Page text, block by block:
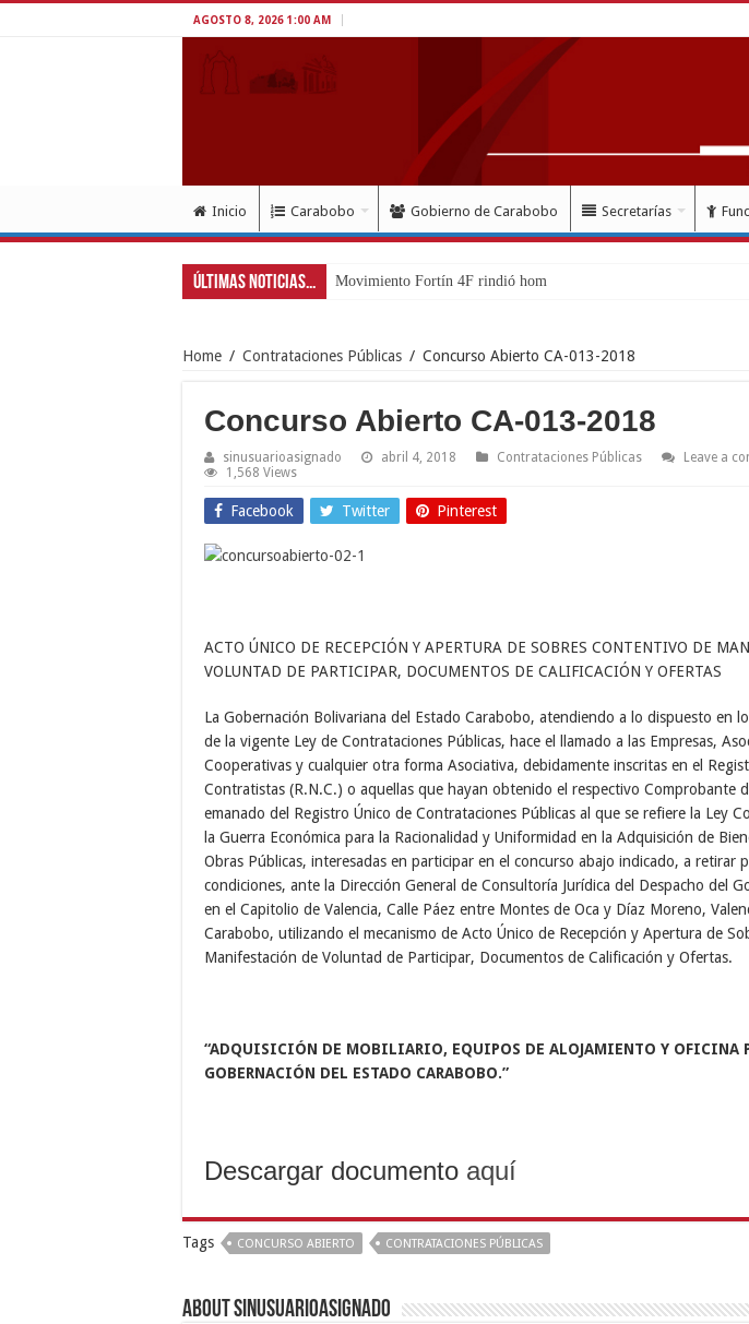
AGOSTO 8, 2026 1:00 AM
Inicio Carabobo Gobierno de Carabobo Secretarías
Últimas Noticias... Movimiento Fortín 4F rindió homenaje al Libertad
Home / Contrataciones Públicas / Concurso Abierto CA-013-2018
Concurso Abierto CA-013-2018
sinusuarioasignado abril 4, 2018 Contrataciones Públicas
Leave a
1,568 Views
Facebook Twitter Pinterest
ACTO ÚNICO DE RECEPCIÓN Y APERTURA DE SOBRES CONTENTIVO DE
VOLUNTAD DE PARTICIPAR, DOCUMENTOS DE CALIFICACIÓN Y OFERTAS
La Gobernación Bolivariana del Estado Carabobo, atendiendo a lo dispuesto en
de la vigente Ley de Contrataciones Públicas, hace el llamado a las Empresas,
Cooperativas y cualquier otra forma Asociativa, debidamente inscritas en el
Contratistas (R.N.C.) o aquellas que hayan obtenido el respectivo Comprobante
emanado del Registro Único de Contrataciones Públicas al que se refiere la Ley
la Guerra Económica para la Racionalidad y Uniformidad en la Adquisición de
Obras Públicas, interesadas en participar en el concurso abajo indicado, a retirar
condiciones, ante la Dirección General de Consultoría Jurídica del Despacho del
en el Capitolio de Valencia, Calle Páez entre Montes de Oca y Díaz Moreno,
Carabobo, utilizando el mecanismo de Acto Único de Recepción y Apertura de
Manifestación de Voluntad de Participar, Documentos de Calificación y Ofertas.
“ADQUISICIÓN DE MOBILIARIO, EQUIPOS DE ALOJAMIENTO Y OFICINA
GOBERNACIÓN DEL ESTADO CARABOBO.”
Descargar documento aquí
Tags CONCURSO ABIERTO CONTRATACIONES PÚBLICAS
About sinusuarioasignado